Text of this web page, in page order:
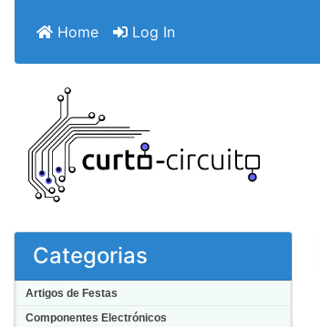
Home Log In
Categorias
Artigos de Festas
Componentes Electrónicos